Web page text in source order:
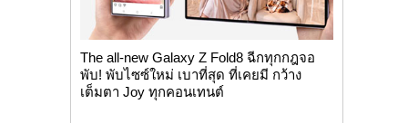
The all-new Galaxy Z Fold8 ฉีกทุกกฎจอ
พับ! พับไซซ์ใหม่ เบาที่สุด ที่เคยมี กว้าง
เต็มตา Joy ทุกคอนเทนต์